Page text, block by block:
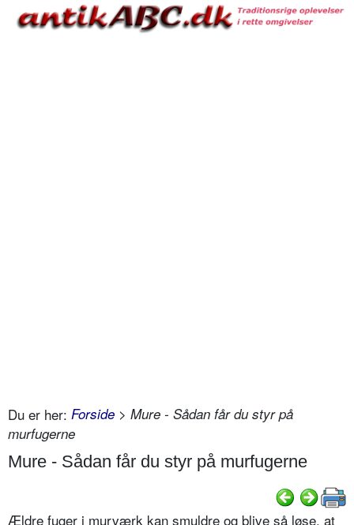
Du er her: Forside > Mure - Sådan får du styr på
murfugerne
Mure - Sådan får du styr på murfugerne
Ældre fuger i murværk kan smuldre og blive så løse, at